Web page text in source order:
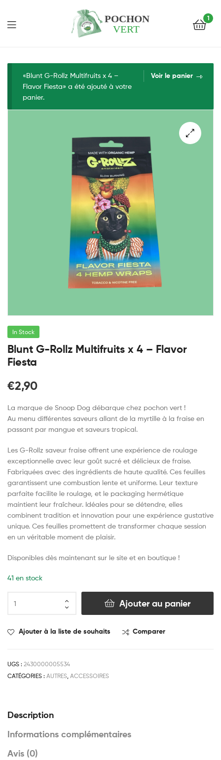
Vert
1
Voir le panier
«Blunt G-Rollz Multifruits x 4 –
Flavor Fiesta» a été ajouté à votre
panier.
In Stock
Blunt G-Rollz Multifruits x 4 – Flavor
Fiesta
€2,90
La marque de Snoop Dog débarque chez pochon vert !
Au menu différentes saveurs allant de la myrtille à la fraise en
passant par mangue et saveurs tropical.
Les G-Rollz saveur fraise offrent une expérience de roulage
exceptionnelle avec leur goût sucré et délicieux de fraise.
Fabriquées avec des ingrédients de haute qualité. Ces feuilles
garantissent une combustion lente et uniforme. Leur texture
parfaite facilite le roulage, et le packaging hermétique
maintient leur fraîcheur. Idéales pour se détendre, elles
combinent tradition et innovation pour une expérience gustative
unique. Ces feuilles promettent de transformer chaque session
en un véritable moment de plaisir.
Disponibles dès maintenant sur le site et en boutique !
41 en stock
Ajouter au panier
Ajouter à la liste de souhaits Comparer
UGS : 2430000005534
CATÉGORIES : AUTRES ACCESSOIRES
Description
Informations complémentaires
Avis (0)